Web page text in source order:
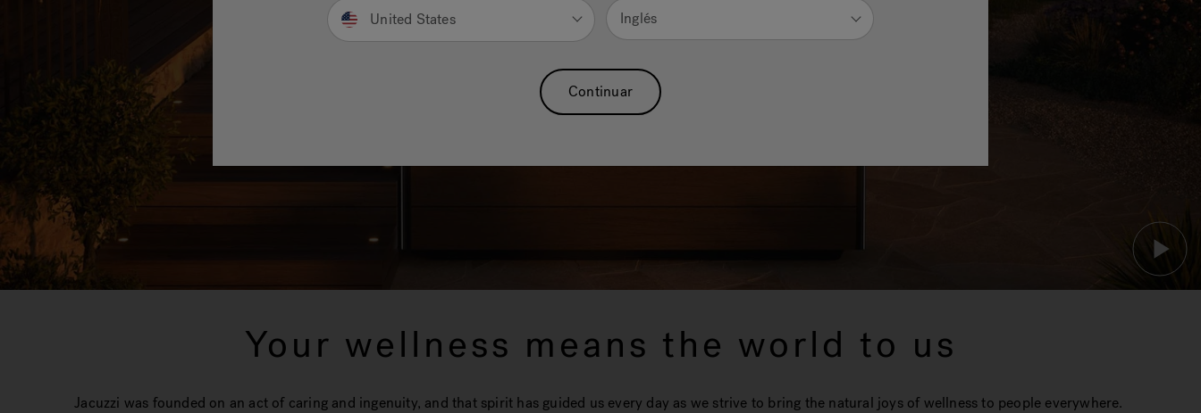
Your wellness means the world to us
Jacuzzi was founded on an act of caring and ingenuity, and that spirit has guided us every day as we strive to bring the natural joys of wellness to people everywhere.
United States Inglés
Continuar